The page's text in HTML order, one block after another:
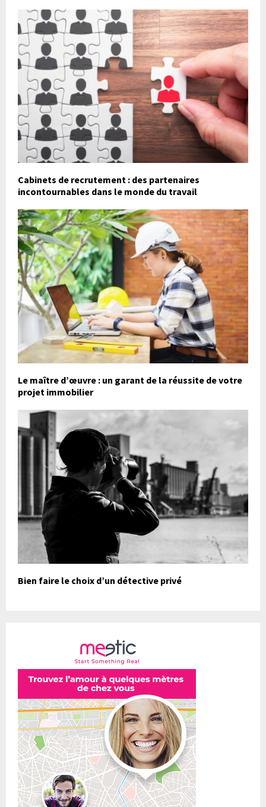
Cabinets de recrutement : des partenaires
incontournables dans le monde du travail
Le maître d’œuvre : un garant de la réussite de votre
projet immobilier
Bien faire le choix d’un détective privé